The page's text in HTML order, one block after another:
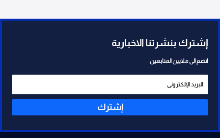
إشترك بنشرتنا الاخبارية
انضم الى ملايين المتابعين
إشترك